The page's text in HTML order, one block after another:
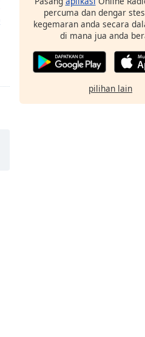
percuma dan dengar
kegemaran anda secara
di mana jua anda
pilihan lain